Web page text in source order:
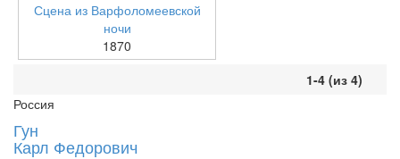
Сцена из Варфоломеевской
ночи
1870
1-4 (из 4)
Россия
Гун
Карл Федорович